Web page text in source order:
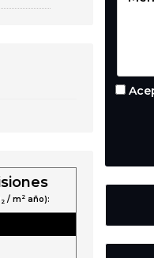
2 / m 2 año):